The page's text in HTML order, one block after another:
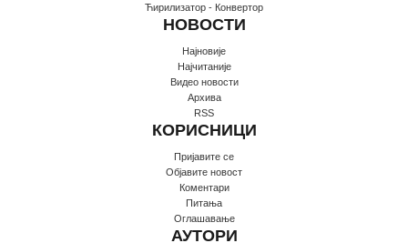
Ћирилизатор - Конвертор
НОВОСТИ
Најновије
Најчитаније
Видео новости
Архива
RSS
КОРИСНИЦИ
Пријавите се
Oбјавите новост
Коментари
Питања
Оглашавање
АУТОРИ